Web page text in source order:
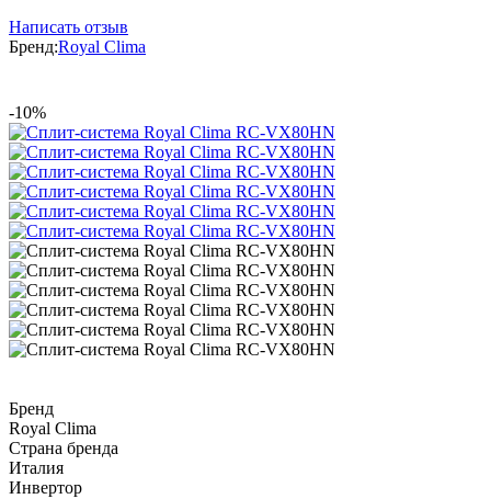
Написать отзыв
Бренд:Royal Clima
-10%
Бренд
Royal Clima
Страна бренда
Италия
Инвертор